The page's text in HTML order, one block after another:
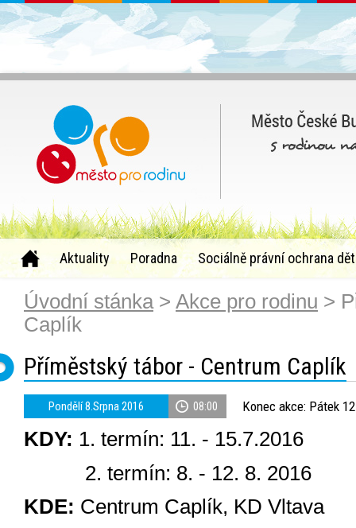
Aktuality Poradna Sociálně právní ochrana
Úvodní stánka> Akce pro rodinu >
Caplík
Příměstský tábor - Centrum Caplík
Pondělí 8.Srpna 2016 08:00 Konec akce: Pátek
KDY: 1. termín: 11. - 15.7.2016
2. termín: 8. - 12. 8. 2016
KDE: Centrum Caplík, KD Vltava